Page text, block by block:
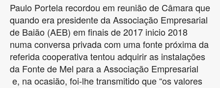
Paulo Portela recordou em reunião de Câmara que
quando era presidente da Associação Empresarial
de Baião (AEB) em finais de 2017 inicio 2018
numa conversa privada com uma fonte próxima da
referida cooperativa tentou adquirir as instalações
da Fonte de Mel para a Associação Empresarial
e, na ocasião, foi-lhe transmitido que “os valores